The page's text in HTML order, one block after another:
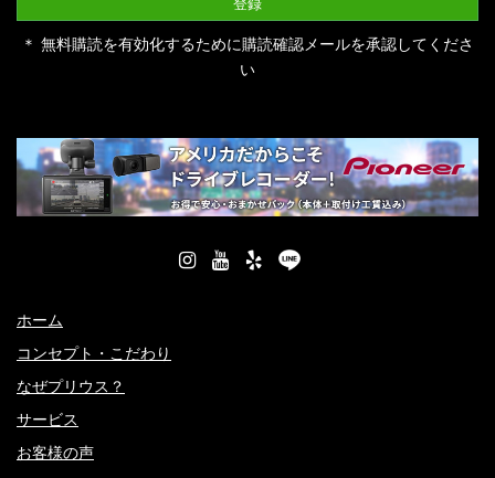
＊ 無料購読を有効化するために購読確認メールを承認してくださ
い
ホーム
コンセプト・こだわり
なぜプリウス？
サービス
お客様の声